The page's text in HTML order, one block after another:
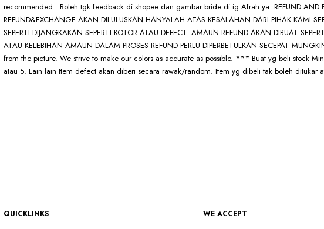
recommended . Boleh tgk feedback di shopee dan gambar bride di ig Afrah ya. REFUND AND
REFUND&EXCHANGE AKAN DILULUSKAN HANYALAH ATAS KESALAHAN DARI PIHAK KAMI
SEPERTI DIJANGKAKAN SEPERTI KOTOR ATAU DEFECT. AMAUN REFUND AKAN DIBUAT
ATAU KELEBIHAN AMAUN DALAM PROSES REFUND PERLU DIPERBETULKAN SECEPAT
from the picture. We strive to make our colors as accurate as possible. *** Buat yg beli stock
atau 5. Lain lain Item defect akan diberi secara rawak/random. Item yg dibeli tak boleh
QUICKLINKS WE ACCEPT